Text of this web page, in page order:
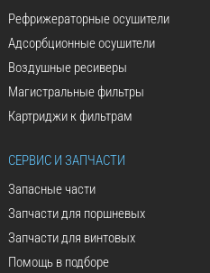
Рефрижераторные осушители
Адсорбционные осушители
Воздушные ресиверы
Магистральные фильтры
Картриджи к фильтрам
СЕРВИС И ЗАПЧАСТИ
Запасные части
Запчасти для поршневых
Запчасти для винтовых
Помощь в подборе